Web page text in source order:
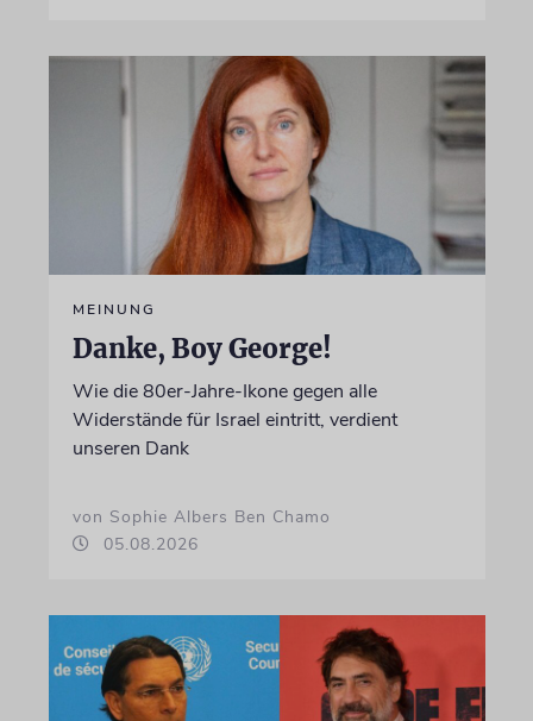
MEINUNG
Danke, Boy George!
Wie die 80er-Jahre-Ikone gegen alle
Widerstände für Israel eintritt, verdient
unseren Dank
von Sophie Albers Ben Chamo
05.08.2026